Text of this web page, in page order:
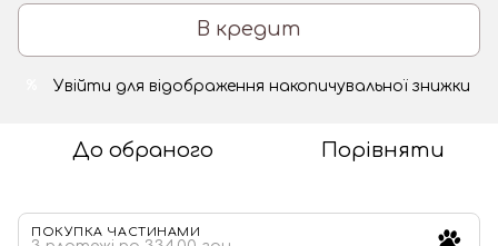
В кредит
Увійти для відображення накопичувальної знижки
До обраного Порівняти
ПОКУПКА ЧАСТИНАМИ